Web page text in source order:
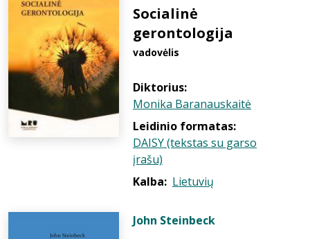
Socialinė
gerontologija
vadovėlis
Diktorius:
Monika Baranauskaitė
Leidinio formatas:
DAISY (tekstas su garso
įrašu)
Kalba: Lietuvių
John Steinbeck